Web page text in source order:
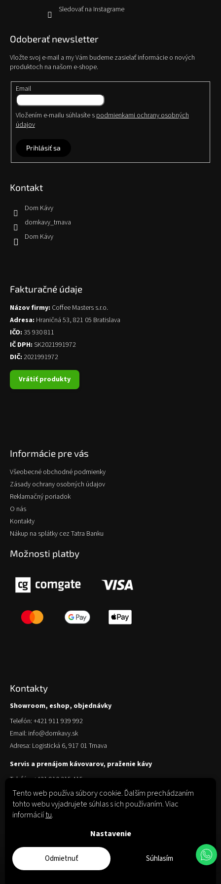
Tento web používa súbory cookie. Ďalším prechádzaním
tohto webu vyjadrujete súhlas s ich používaním. Viac
informáciítu.
Nastavenie
Odmietnuť Súhlasím
Sledovať na Instagrame
Odoberať newsletter
Vložte svoj e-mail a my Vám budeme zasielať informácie o nových
produktoch na našom e-shope.
Email
Vložením e-mailu súhlasíte spodmienkami ochrany osobných
údajov
Prihlásiť sa
Kontakt
Dom Kávy
domkavy_trnava
Dom Kávy
Fakturačné údaje
Názov firmy: Coffee Masters s.r.o.
Adresa: Hraničná 53, 821 05 Bratislava
IČO: 35 930 811
IČ DPH: SK2021991972
DIČ: 2021991972
Vrátiť produkty
Informácie pre vás
Všeobecné obchodné podmienky
Zásady ochrany osobných údajov
Reklamačný poriadok
O nás
Kontakty
Nákup na splátky cez Tatra Banku
Možnosti platby
Kontakty
Showroom, eshop, objednávky
Telefón: +421 911 939 992
Email: info@domkavy.sk
Adresa: Logistická 6, 917 01 Trnava
Servis a prenájom kávovarov, praženie kávy
Telefón: +421 910 315 415
Email: obchod@domkavy.sk
Adresa: Logistická 6, 917 01 Trnava